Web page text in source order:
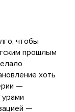
чтобы
прошлым
хоть
—
—